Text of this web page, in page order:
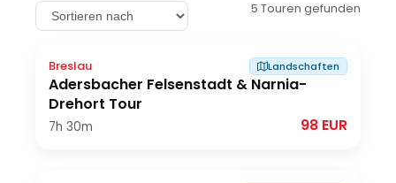
5 Touren gefunden
Breslau Landschaften
Adersbacher Felsenstadt & Narnia-
Drehort Tour
7h 30m 98 EUR